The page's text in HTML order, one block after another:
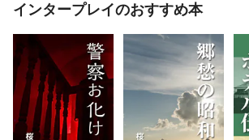
インタープレイのおすすめ本